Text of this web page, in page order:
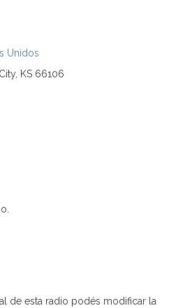
Unidos
KS 66106
de esta radio podés modificar la